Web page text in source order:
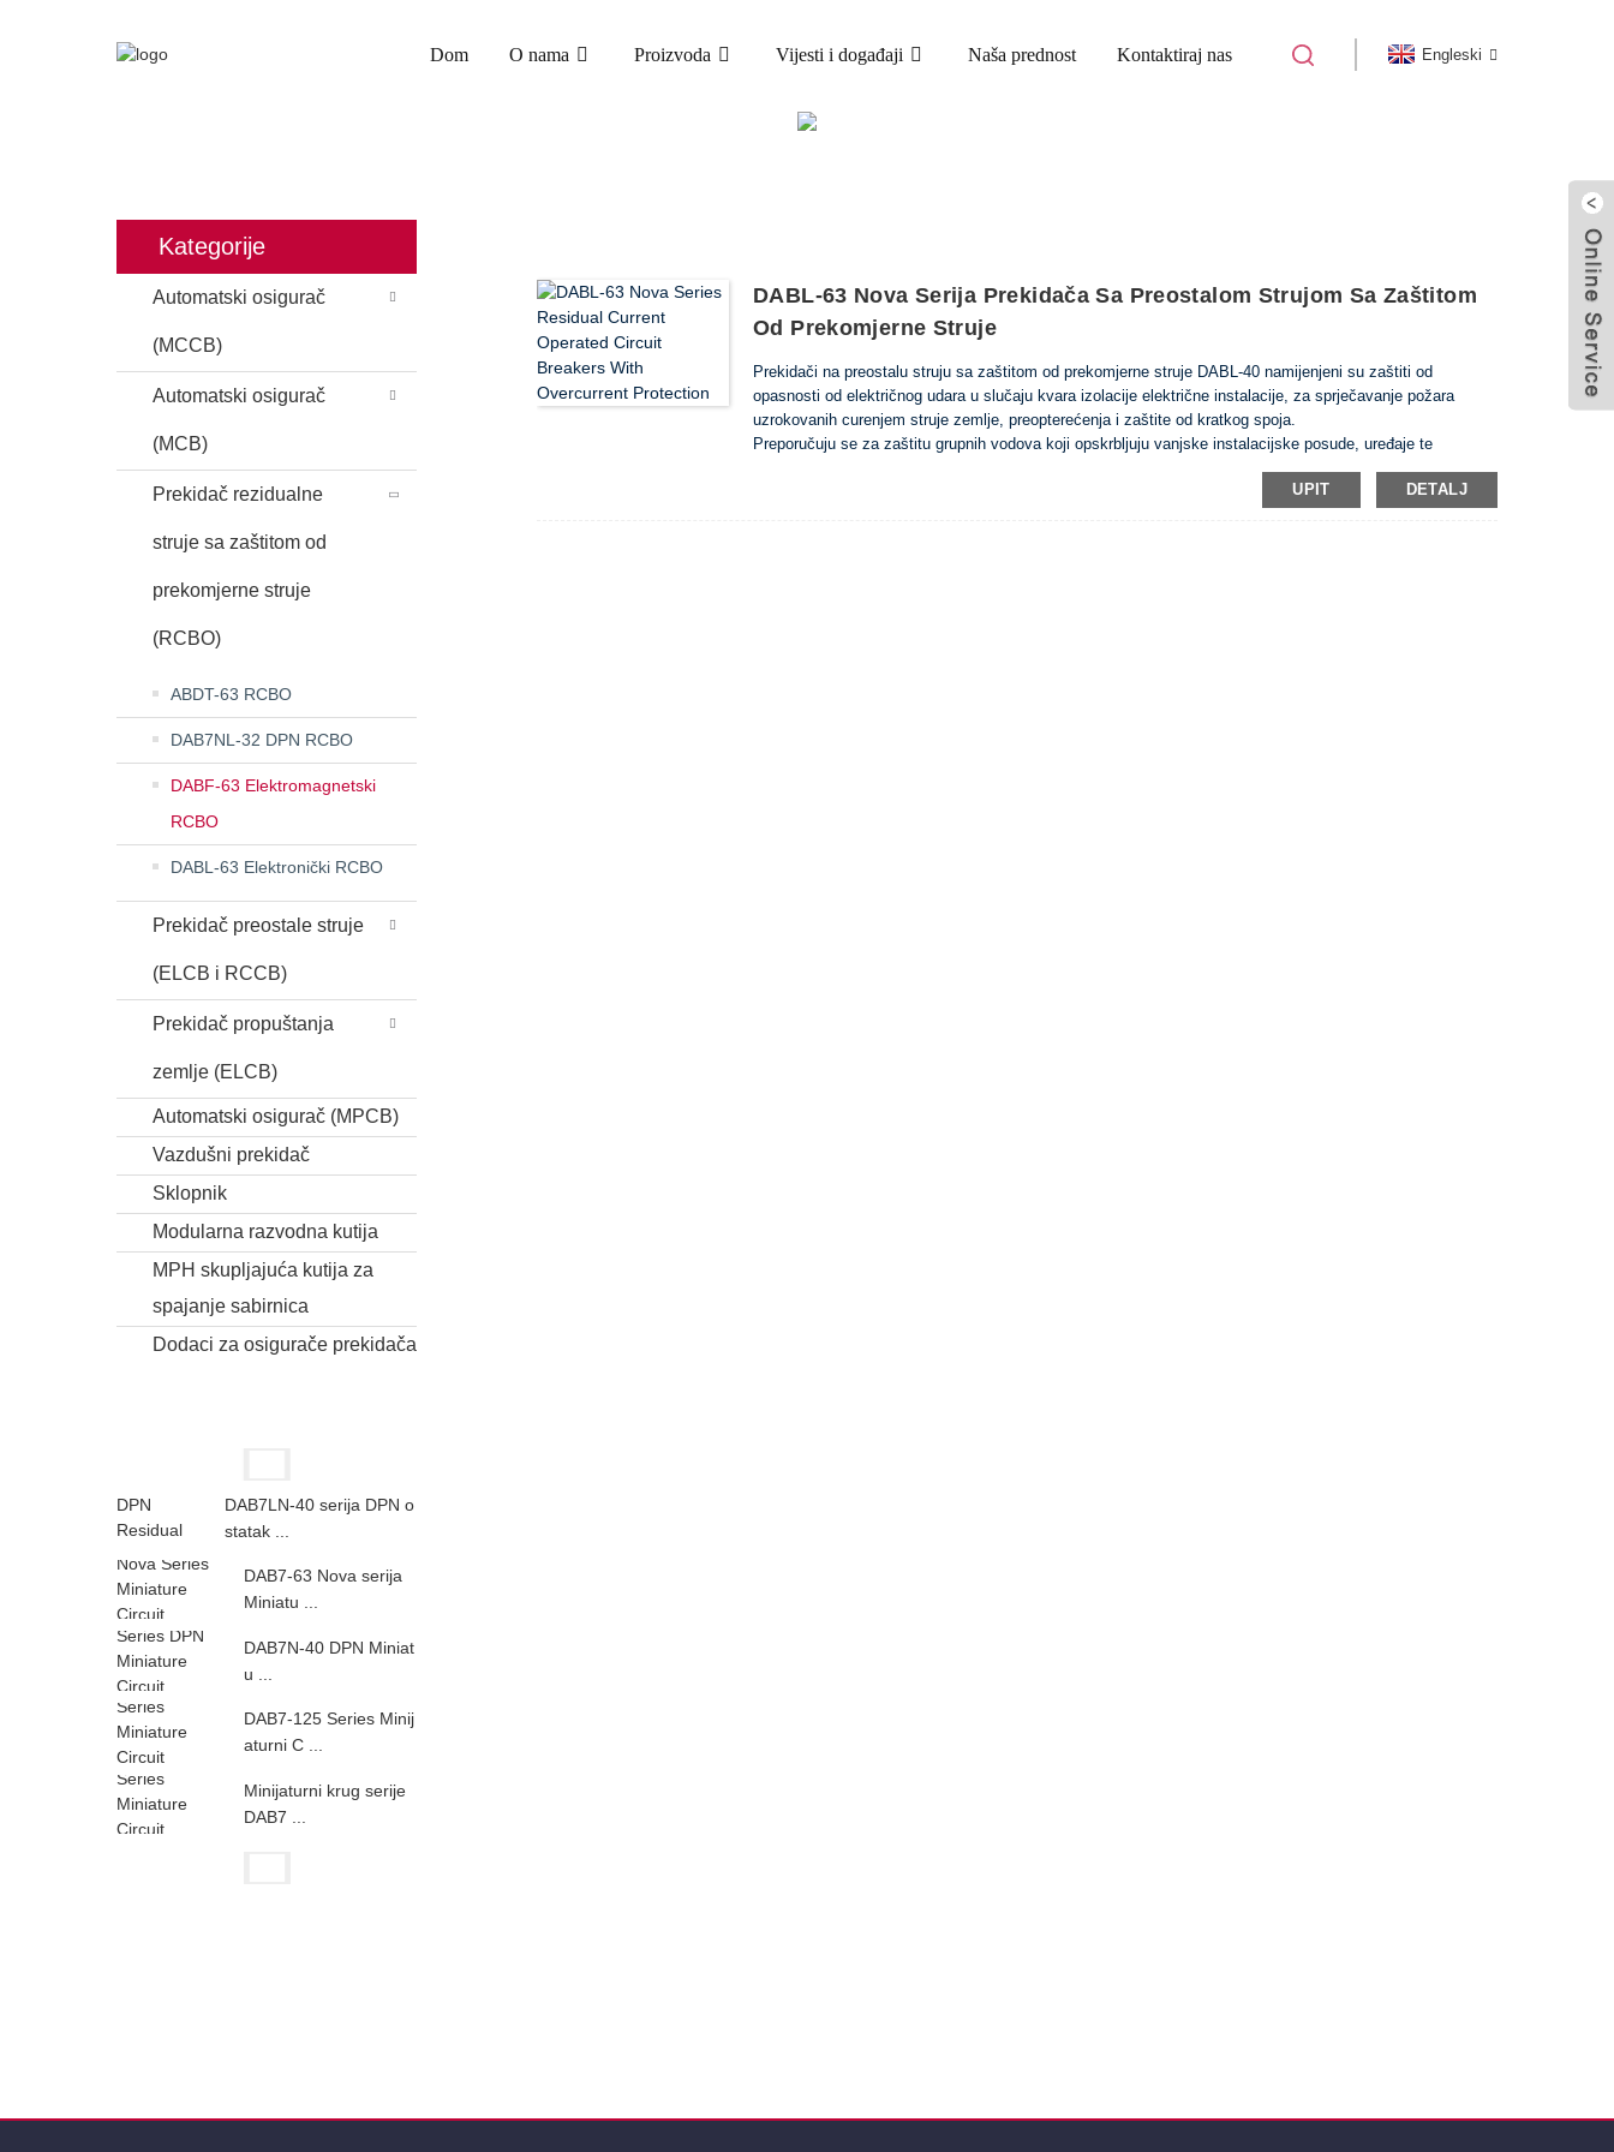
Dom O nama Proizvoda Vijesti i događaji Naša prednost Kontaktiraj nas Engleski
Kategorije
Automatski osigurač
(MCCB)
Automatski osigurač
(MCB)
Prekidač rezidualne
struje sa zaštitom od
prekomjerne struje
(RCBO)
ABDT-63 RCBO
DAB7NL-32 DPN RCBO
DABF-63 Elektromagnetski
RCBO
DABL-63 Elektronički RCBO
Prekidač preostale struje
(ELCB i RCCB)
Prekidač propuštanja
zemlje (ELCB)
Automatski osigurač (MPCB)
Vazdušni prekidač
Sklopnik
Modularna razvodna kutija
MPH skupljajuća kutija za
spajanje sabirnica
Dodaci za osigurače prekidača
DAB7LN-40 serija DPN o
statak ...
DAB7-63 Nova serija
Miniatu ...
DAB7N-40 DPN Miniat
u ...
DAB7-125 Series Minij
aturni C ...
Minijaturni krug serije
DAB7 ...
DABL-63 Nova Serija Prekidača Sa Preostalom Strujom Sa Zaštitom
Od Prekomjerne Struje
Prekidači na preostalu struju sa zaštitom od prekomjerne struje DABL-40 namijenjeni su zaštiti od
opasnosti od električnog udara u slučaju kvara izolacije električne instalacije, za sprječavanje požara
uzrokovanih curenjem struje zemlje, preopterećenja i zaštite od kratkog spoja.
Preporučuju se za zaštitu grupnih vodova koji opskrbljuju vanjske instalacijske posude, uređaje te
UPIT
DETALJ